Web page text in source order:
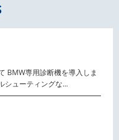
BMW専用診断機を導入しま
シューティングな...